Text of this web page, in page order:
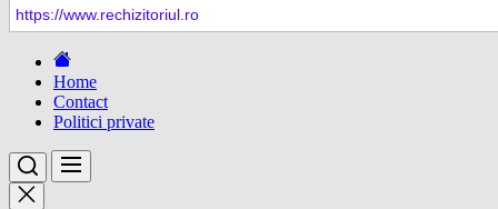
Home
Contact
Politici private